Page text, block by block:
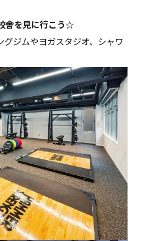
舎を見に行こう☆
ジムやヨガスタジオ、シャワ